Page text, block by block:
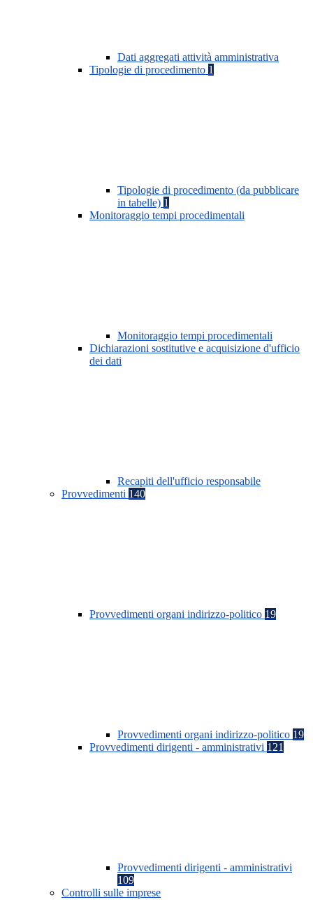
Dati aggregati attività amministrativa
Tipologie di procedimento 1
Tipologie di procedimento (da pubblicare
in tabelle) 1
Monitoraggio tempi procedimentali
Monitoraggio tempi procedimentali
Dichiarazioni sostitutive e acquisizione d'ufficio
dei dati
Recapiti dell'ufficio responsabile
Provvedimenti 140
Provvedimenti organi indirizzo-politico 19
Provvedimenti organi indirizzo-politico 19
Provvedimenti dirigenti - amministrativi 121
Provvedimenti dirigenti - amministrativi
109
Controlli sulle imprese